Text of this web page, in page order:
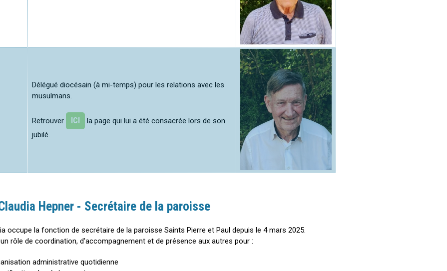
Délégué diocésain (à mi-temps) pour les relations avec les
musulmans.
Retrouver ICI
la page qui lui a été consacrée lors de son
jubilé.
Hepner - Secrétaire de la paroisse
occupe la fonction de secrétaire de la paroisse Saints Pierre et Paul depuis le 4 mars 2025.
un rôle de coordination, d'accompagnement et de présence aux autres pour :
administrative quotidienne